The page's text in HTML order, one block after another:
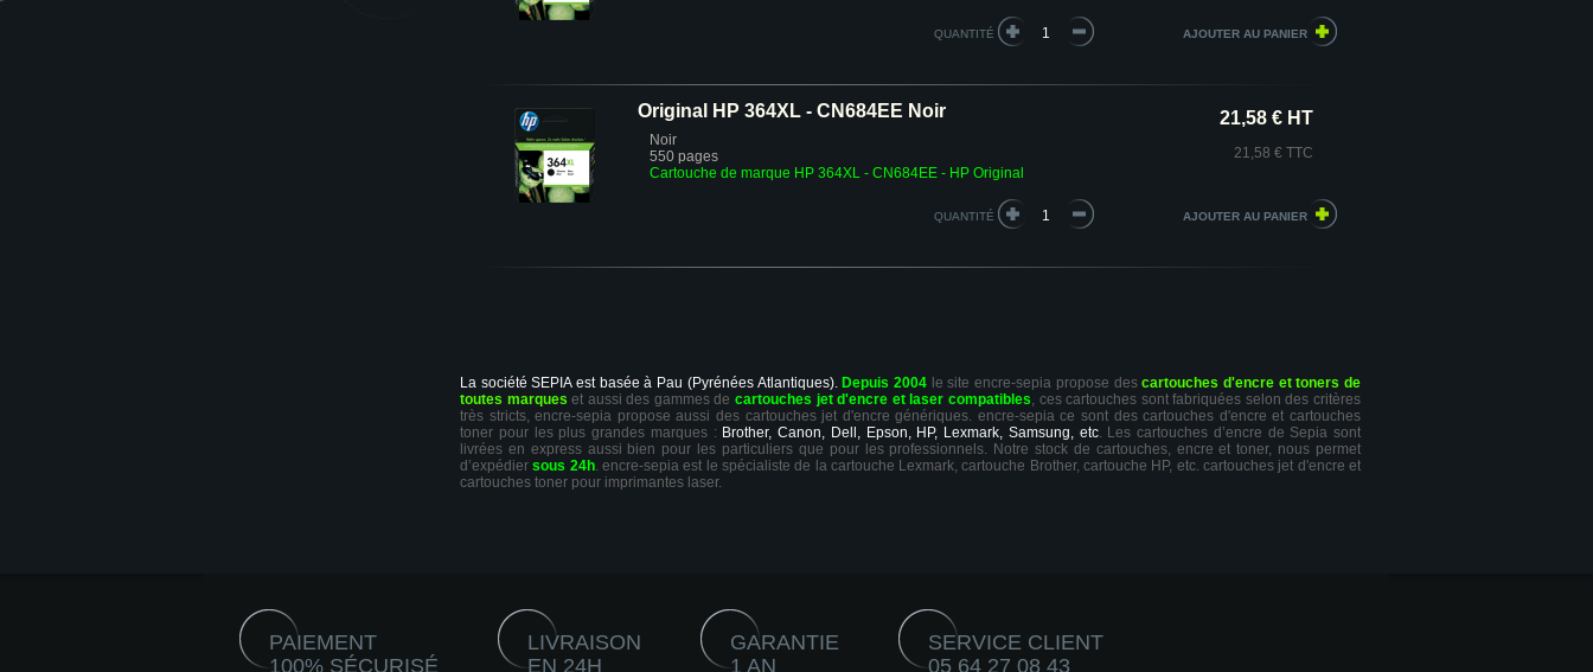
QUANTITÉ
Original HP 364XL - CN684EE Noir
Noir
550 pages
Cartouche de marque HP 364XL - CN684EE - HP Original
21,58 € HT
21,58 € TTC
QUANTITÉ
La société SEPIA est basée à Pau (Pyrénées Atlantiques). Depuis 2004 le site encre-sepia propose descartouches d'encre et toners de
toutes marques et aussi des gammes decartouches jet d'encre et laser compatibles, ces cartouches sont fabriquées selon des critères
très stricts, encre-sepia propose aussi des cartouches jet d'encre génériques. encre-sepia ce sont des cartouches d'encre et cartouches
toner pour les plus grandes marques : Brother, Canon, Dell, Epson, HP, Lexmark, Samsung, etc. Les cartouches d’encre de Sepia sont
livrées en express aussi bien pour les particuliers que pour les professionnels. Notre stock de cartouches, encre et toner, nous permet
d’expédiersous 24h. encre-sepia est le spécialiste de la cartouche Lexmark, cartouche Brother, cartouche HP, etc. cartouches jet d'encre et
cartouches toner pour imprimantes laser.
PAIEMENT
100% SÉCURISÉ
LIVRAISON
EN 24H
GARANTIE
1 AN
SERVICE CLIENT
05 64 27 08 43